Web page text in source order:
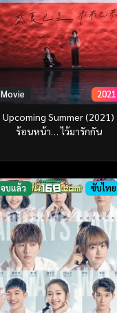
Movie 2021
Upcoming Summer (2021)
ร้อนหน้า… ไว้มารักกัน
จบแล้ว ซับไทย